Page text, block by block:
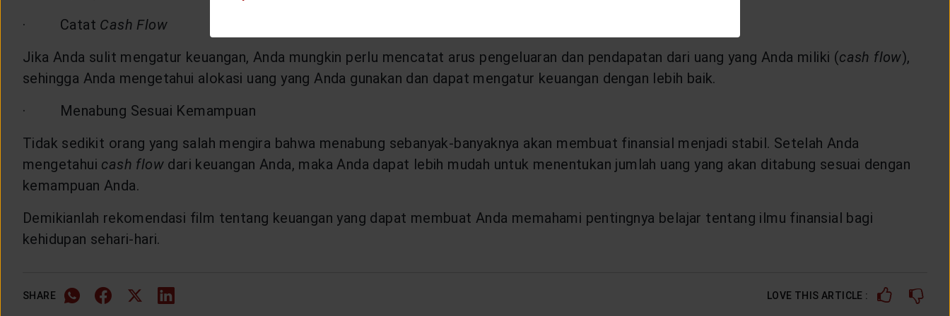
· Catat Cash Flow
Jika Anda sulit mengatur keuangan, Anda mungkin perlu mencatat arus pengeluaran dan pendapatan dari uang yang Anda miliki (cash flow),
sehingga Anda mengetahui alokasi uang yang Anda gunakan dan dapat mengatur keuangan dengan lebih baik.
· Menabung Sesuai Kemampuan
Tidak sedikit orang yang salah mengira bahwa menabung sebanyak-banyaknya akan membuat finansial menjadi stabil. Setelah Anda
mengetahui cash flow dari keuangan Anda, maka Anda dapat lebih mudah untuk menentukan jumlah uang yang akan ditabung sesuai dengan
kemampuan Anda.
Demikianlah rekomendasi film tentang keuangan yang dapat membuat Anda memahami pentingnya belajar tentang ilmu finansial bagi
kehidupan sehari-hari.
SHARE LOVE THIS ARTICLE :